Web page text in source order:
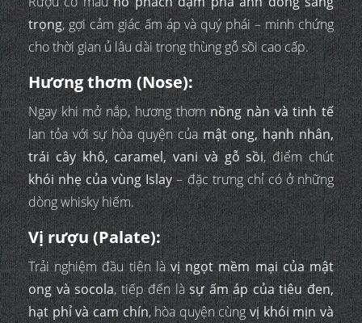
trọng, gợi cảm giác ấm áp và quý phái – minh chứng
cho thời gian ủ lâu dài trong thùng gỗ sồi cao cấp.
Hương thơm (Nose):
Ngay khi mở nắp, hương thơmnồng nàn và tinh tế
lan tỏa với sự hòa quyện củamật ong, hạnh nhân,
trái cây khô, caramel, vani và gỗ sồi, điểm chút
khói nhẹ của vùng Islay– đặc trưng chỉ có ở những
dòng whisky hiếm.
Vị rượu (Palate):
Trải nghiệm đầu tiên làvị ngọt mềm mại của mật
ong và socola, tiếp đến làsự ấm áp của tiêu đen,
hạt phỉ và cam chín, hòa quyện cùngvị khói mịn và